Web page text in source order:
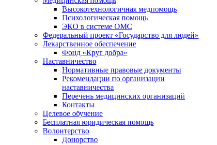
Высокотехнологичная медпомощь
Психологическая помощь
ЭКО в системе ОМС
Федеральный проект «Государство для людей»
Лекарственное обеспечение
Фонд «Круг добра»
Наставничество
Нормативные правовые документы
Рекомендации по организации
наставничества
Перечень медицинских организаций
Контакты
Целевое обучение
Бесплатная юридическая помощь
Волонтерство
Донорство